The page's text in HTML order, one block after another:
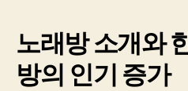
노래방 소개와
방의 인기 증가